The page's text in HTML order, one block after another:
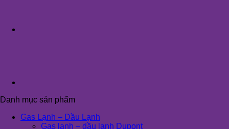
Danh mục sản phẩm
Gas Lạnh – Dầu Lạnh
Gas lạnh – dầu lạnh Dupont